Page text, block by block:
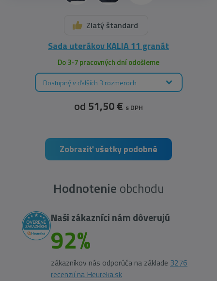
Zlatý štandard
Sada uterákov KALIA 11 granát
Do 3-7 pracovných dní odošleme
Dostupný v ďalších 3 rozmeroch
od 51,50 € s DPH
Zobraziť všetky podobné
Hodnotenie obchodu
Naši zákazníci nám dôverujú
92%
zákazníkov nás odporúča na základe 3276
recenzií na Heureka.sk